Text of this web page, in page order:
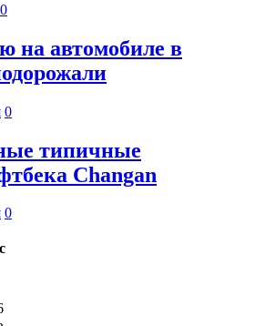
0
на автомобиле в
0
типичные
Changan
0